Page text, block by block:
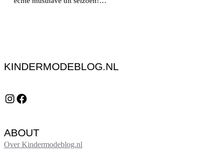
KINDERMODEBLOG.NL
Instagram Facebook
ABOUT
Over Kindermodeblog.nl